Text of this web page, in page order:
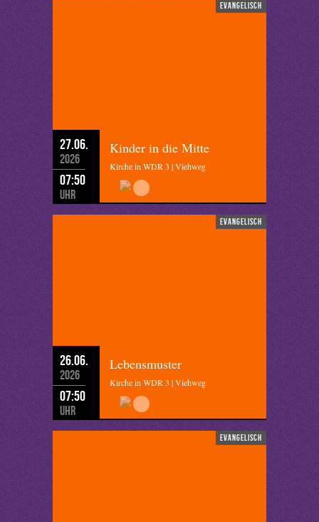
evangelisch
27.06.
2026
07:50
Uhr
Kinder in die Mitte
Kirche in WDR 3 | Viehweg
evangelisch
26.06.
2026
07:50
Uhr
Lebensmuster
Kirche in WDR 3 | Viehweg
evangelisch